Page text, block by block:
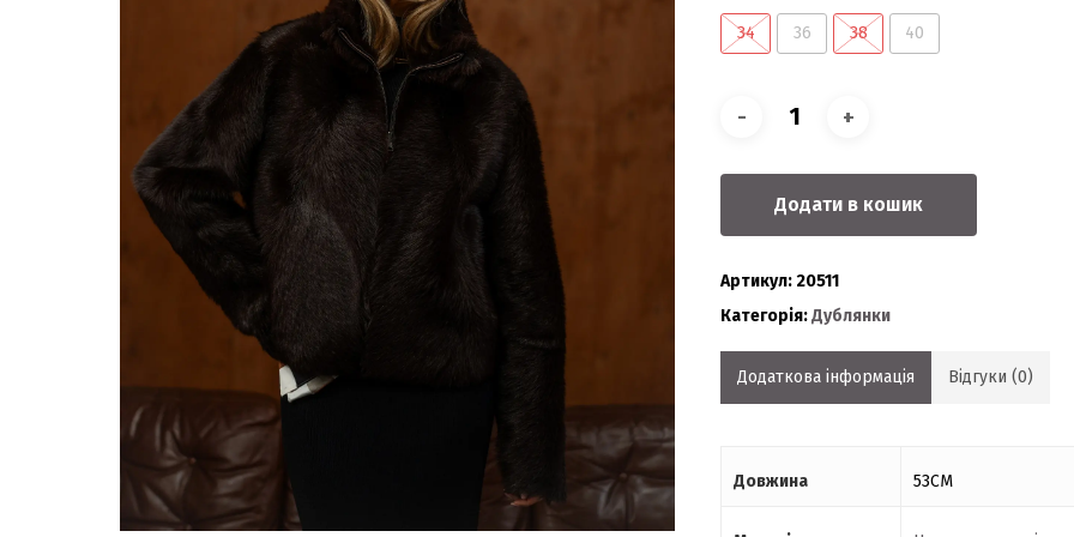
34 36 38 40
Додати в кошик
Артикул:20511
Категорія:Дублянки
Додаткова інформація Відгуки (0)
Довжина 53СМ